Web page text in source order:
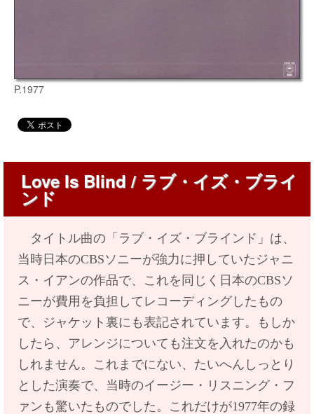
P.1977
Love Is Blind / ラブ・イズ・ブライ
ンド
タイトル曲の「ラブ・イズ・ブラインド」は、
当時日本のCBSソニーが強力に押していたジャニ
ス・イアンの作品で、これを同じく日本のCBSソ
ニーが費用を負担してレコーディングしたもの
で、ジャケット裏にも表記されています。もしか
したら、アレンジについても注文を入れたのかも
しれません。 これまでにない、たいへんしっとり
とした演奏で、当時のイージー・リスニング・フ
ァンも驚いたものでした。これだけが1977年の録